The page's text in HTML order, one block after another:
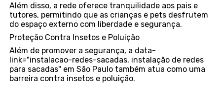
Além disso, a rede oferece tranquilidade aos pais e
tutores, permitindo que as crianças e pets desfrutem
do espaço externo com liberdade e segurança.
Proteção Contra Insetos e Poluição
Além de promover a segurança, a data-
link="instalacao-redes-sacadas, instalação de redes
para sacadas" em São Paulo também atua como uma
barreira contra insetos e poluição.